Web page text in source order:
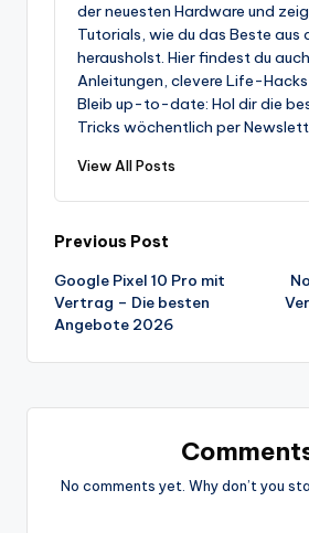
der neuesten Hardware und
Tutorials, wie du das Beste aus
herausholst. Hier findest du
Anleitungen, clevere Life-Hacks
Bleib up-to-date: Hol dir die
Tricks wöchentlich per
View All Posts
Post
navigation
Previous Post
Google Pixel 10 Pro mit
Vertrag – Die besten
Angebote 2026
No comments yet. Why don’t you